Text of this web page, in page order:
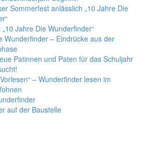
Sommerfest anlässlich „10 Jahre Die
Jahre Die Wunderfinder“
Wunderfinder – Eindrücke aus der
Patinnen und Paten für das Schuljahr
– Wunderfinder lesen im
auf der Baustelle